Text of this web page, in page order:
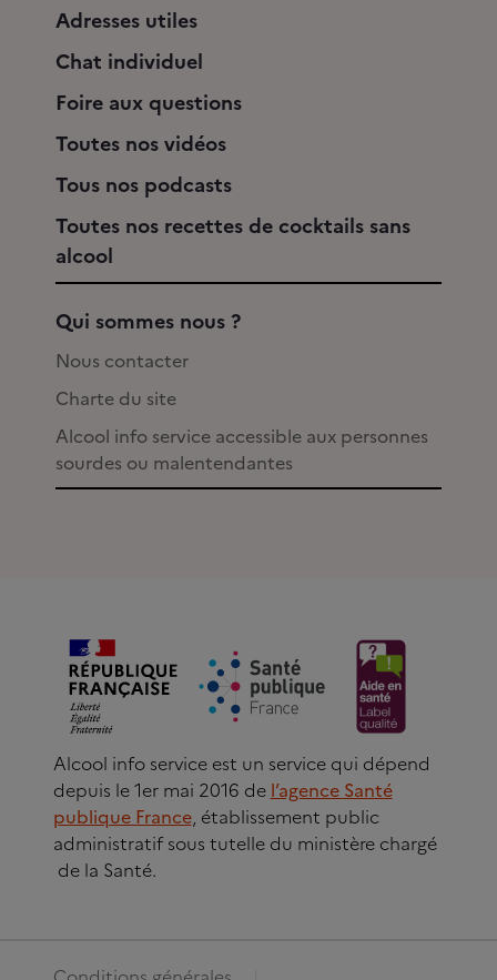
Adresses utiles
Chat individuel
Foire aux questions
Toutes nos vidéos
Tous nos podcasts
Toutes nos recettes de cocktails sans
alcool
Qui sommes nous ?
Nous contacter
Charte du site
Alcool info service accessible aux personnes
sourdes ou malentendantes
Alcool info service est un service qui dépend
depuis le 1er mai 2016 de l’agence Santé
publique France, établissement public
administratif sous tutelle du ministère chargé
de la Santé.